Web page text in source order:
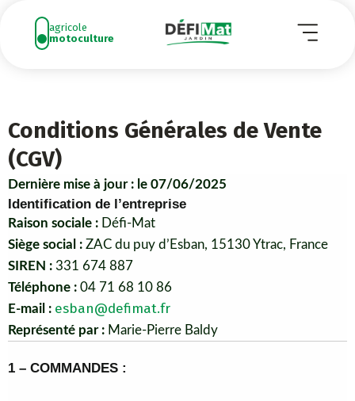
contenu
agricole
motoculture
Conditions Générales de Vente
(CGV)
Dernière mise à jour : le 07/06/2025
Identification de l’entreprise
Raison sociale : Défi-Mat
Siège social : ZAC du puy d’Esban, 15130 Ytrac, France
SIREN : 331 674 887
Téléphone : 04 71 68 10 86
E-mail : esban@defimat.fr
Représenté par : Marie-Pierre Baldy
1 – COMMANDES :